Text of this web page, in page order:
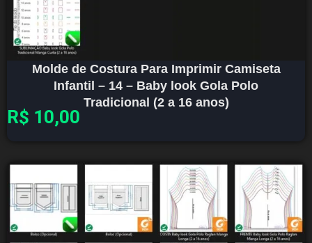
Molde de Costura Para Imprimir Camiseta
Infantil – 14 – Baby look Gola Polo
Tradicional (2 a 16 anos)
R$ 10,00